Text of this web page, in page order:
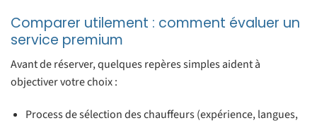
Comparer utilement : comment évaluer un
service premium
Avant de réserver, quelques repères simples aident à
objectiver votre choix :
Process de sélection des chauffeurs (expérience, langues,